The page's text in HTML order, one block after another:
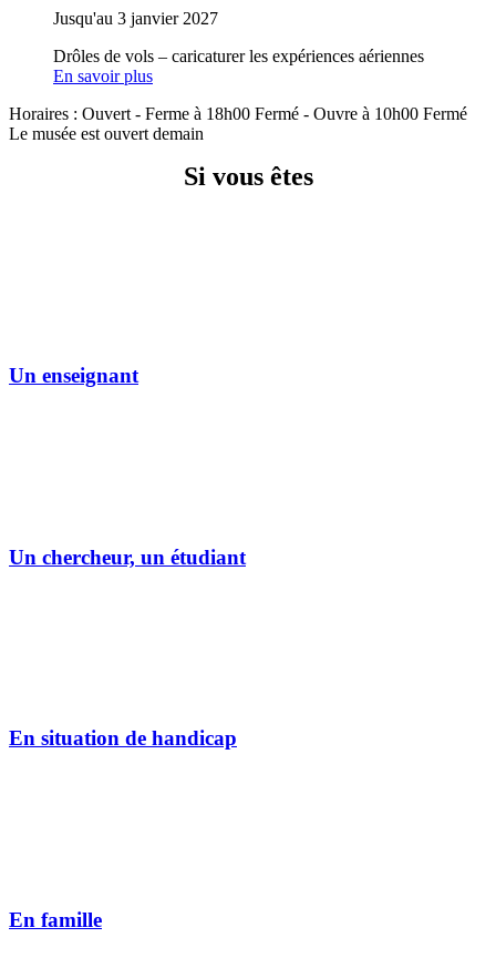
Jusqu'au 3 janvier 2027
Drôles de vols – caricaturer les expériences aériennes
En savoir plus
Horaires : Ouvert- Ferme à 18h00 Fermé - Ouvre à 10h00 Fermé
Le musée est ouvert demain
Si vous êtes
Un enseignant
Un chercheur, un étudiant
En situation de handicap
En famille